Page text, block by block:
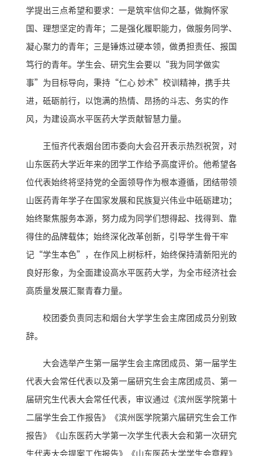
学提出三点希望和要求：一是筑牢信仰之基，做胸怀家
国、理想坚定的青年；二是强化履职能力，做服务同学、
凝心聚力的青年；三是锤炼过硬本领，做勇担责任、报国
笃行的青年。学生会、研究生会要以“我为同学做实
事”为目标导向，秉持“仁心 妙术”校训精神，携手共
进，砥砺前行，以饱满的热情、昂扬的斗志、务实的作
风，为建设高水平医药大学贡献智慧力量。
王恒齐代表烟台团市委向大会召开表示热烈祝贺，对
山东医药大学近年来的团学工作给予高度评价。他希望各
位代表始终将坚持党的全面领导作为根本遵循，团结带领
山医药青年学子在国家发展和民族复兴伟业中砥砺建功；
始终聚焦服务本源，努力成为同学们想得起、找得到、靠
得住的品牌载体；始终深化改革创新，引导学生骨干牢
记“学生本色”，在作风上树标杆，始终保持清新阳光的
良好形象，为全面建设高水平医药大学，为全市经济社会
高质量发展汇聚青春力量。
校团委负责同志和烟台大学学生会主席团成员分别致
辞。
大会选举产生第一届学生会主席团成员、第一届学生
代表大会常任代表以及第一届研究生会主席团成员、第一
届研究生代表大会常任代表，审议通过《滨州医学院第十
二届学生会工作报告》《滨州医学院第六届研究生会工作
报告》《山东医药大学第一次学生代表大会和第一次研究
生代表大会提案工作报告》《山东医药大学学生会章程》